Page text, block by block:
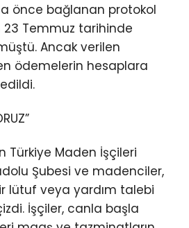
önce bağlanan protokol
Temmuz tarihinde
Ancak verilen
ödemelerin hesaplara
Türkiye Maden İşçileri
Şubesi ve madenciler,
lütuf veya yardım talebi
İşçiler, canla başla